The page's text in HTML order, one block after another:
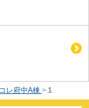
レ府中A棟 > 1